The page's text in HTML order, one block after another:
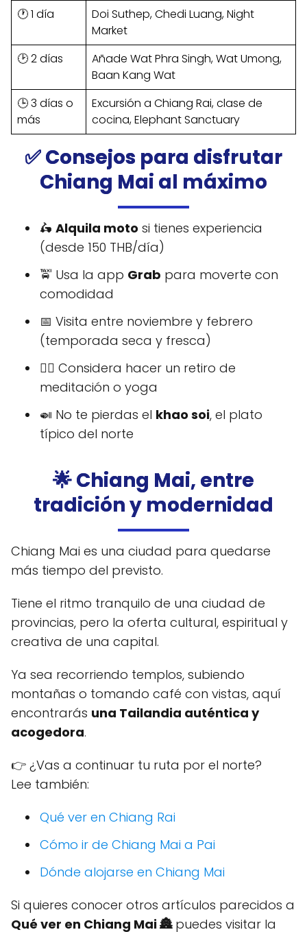
🕐 1 día
Doi Suthep, Chedi Luang, Night
Market
🕑 2 días
Añade Wat Phra Singh, Wat Umong,
Baan Kang Wat
🕒 3 días o
más
Excursión a Chiang Rai, clase de
cocina, Elephant Sanctuary
✅ Consejos para disfrutar
Chiang Mai al máximo
🛵 Alquila moto si tienes experiencia
(desde 150 THB/día)
🚖 Usa la app Grab para moverte con
comodidad
📅 Visita entre noviembre y febrero
(temporada seca y fresca)
🧘‍♀️ Considera hacer un retiro de
meditación o yoga
🍛 No te pierdas el khao soi, el plato
típico del norte
🌟 Chiang Mai, entre
tradición y modernidad
Chiang Mai es una ciudad para quedarse
más tiempo del previsto.
Tiene el ritmo tranquilo de una ciudad de
provincias, pero la oferta cultural, espiritual y
creativa de una capital.
Ya sea recorriendo templos, subiendo
montañas o tomando café con vistas, aquí
encontrarás una Tailandia auténtica y
acogedora.
👉 ¿Vas a continuar tu ruta por el norte?
Lee también:
Qué ver en Chiang Rai
Cómo ir de Chiang Mai a Pai
Dónde alojarse en Chiang Mai
Si quieres conocer otros artículos parecidos a
Qué ver en Chiang Mai 🏯puedes visitar la